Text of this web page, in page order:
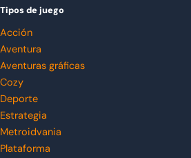
Tipos de juego
Acción
Aventura
Aventuras gráficas
Cozy
Deporte
Estrategia
Metroidvania
Plataforma